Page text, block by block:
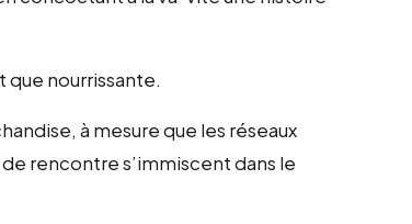
nourrissante.
à mesure que les réseaux
rencontre s’immiscent dans le